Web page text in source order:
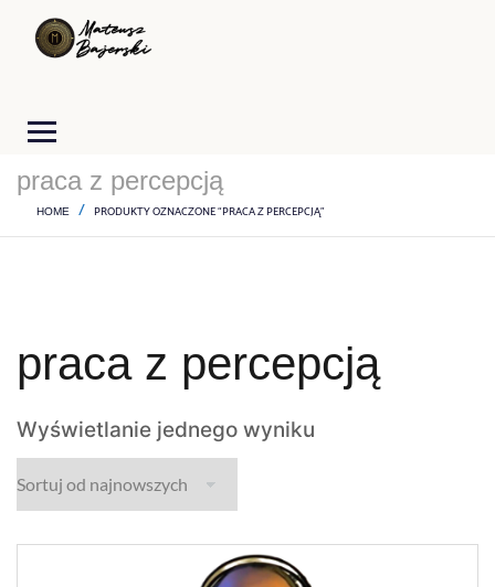
praca z percepcją
HOME PRODUKTY OZNACZONE “PRACA Z PERCEPCJĄ”
praca z percepcją
Wyświetlanie jednego wyniku